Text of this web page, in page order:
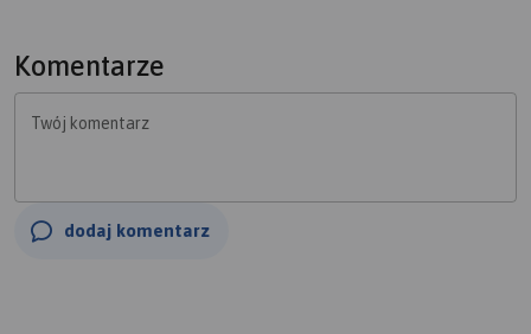
Komentarze
Twój komentarz
dodaj komentarz